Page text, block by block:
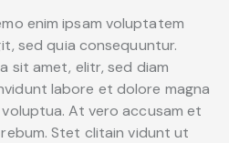
enim ipsam voluptatem
sed quia consequuntur.
sit amet, elitr, sed diam
labore et dolore magna
At vero accusam et
Stet clitain vidunt ut